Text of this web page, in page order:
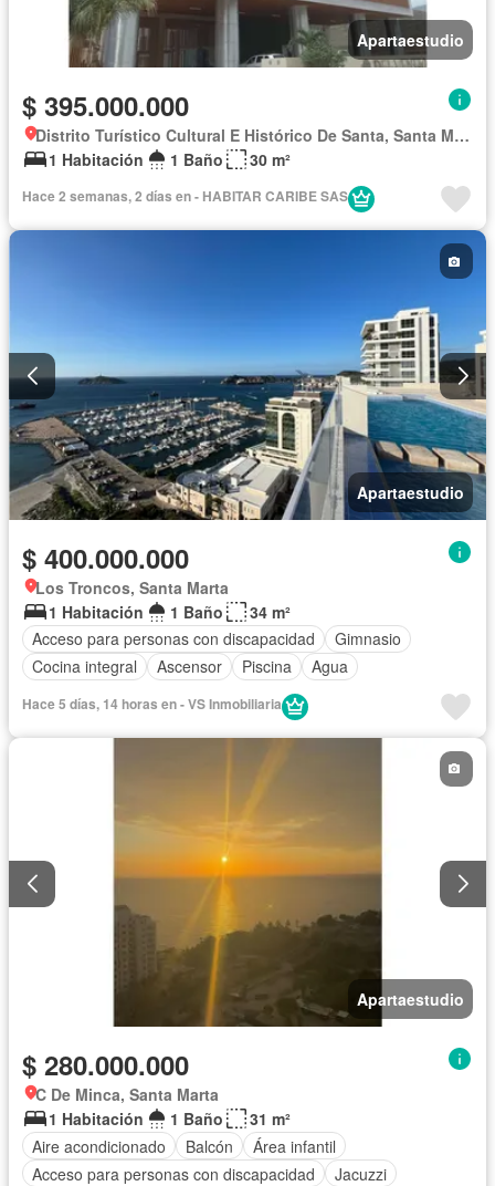
Apartaestudio
$ 395.000.000
Distrito Turístico Cultural E Histórico De Santa, Santa Marta
1 Habitación
1 Baño 30 m²
Hace 2 semanas, 2 días en - HABITAR CARIBE SAS
Apartaestudio
$ 400.000.000
Los Troncos, Santa Marta
1 Habitación
1 Baño
34 m²
Acceso para personas con discapacidad
Gimnasio
Cocina integral
Ascensor Piscina Agua
Hace 5 días, 14 horas en - VS Inmobiliaria
Apartaestudio
$ 280.000.000
C De Minca, Santa Marta
1 Habitación
1 Baño
31 m²
Aire acondicionado
Balcón
Área infantil
Acceso para personas con discapacidad
Jacuzzi